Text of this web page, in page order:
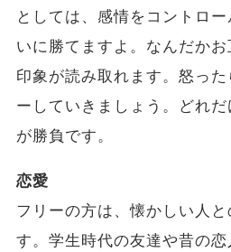
としては、感情をコントロ
いに勝てますよ。なんだか
印象が読み取れます。怒っ
ーしていきましょう。どれ
が勝負です。
恋愛
フリーの方は、懐かしい人
す。学生時代の友達や昔の